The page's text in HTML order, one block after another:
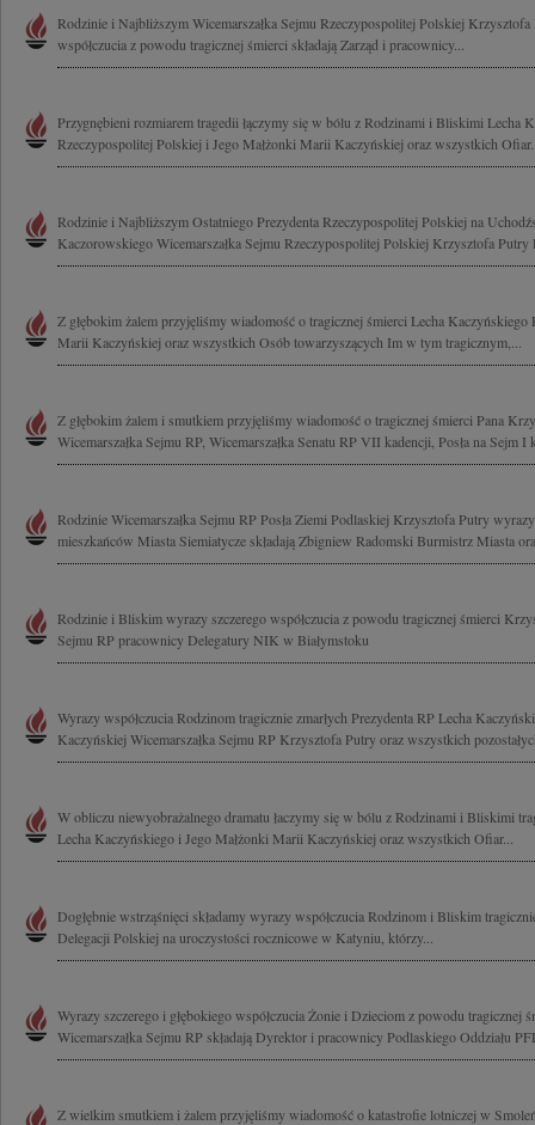
Rodzinie i Najbliższym Wicemarszałka Sejmu Rzeczypospolitej Polskiej Krzysztofa
współczucia z powodu tragicznej śmierci składają Zarząd i pracownicy...
Przygnębieni rozmiarem tragedii łączymy się w bólu z Rodzinami i Bliskimi Lecha
Rzeczypospolitej Polskiej i Jego Małżonki Marii Kaczyńskiej oraz wszystkich
Rodzinie i Najbliższym Ostatniego Prezydenta Rzeczypospolitej Polskiej na
Kaczorowskiego Wicemarszałka Sejmu Rzeczypospolitej Polskiej Krzysztofa Putry
Z głębokim żalem przyjęliśmy wiadomość o tragicznej śmierci Lecha Kaczyńskiego
Marii Kaczyńskiej oraz wszystkich Osób towarzyszących Im w tym tragicznym,...
Z głębokim żalem i smutkiem przyjęliśmy wiadomość o tragicznej śmierci Pana
Wicemarszałka Sejmu RP, Wicemarszałka Senatu RP VII kadencji, Posła na Sejm I
Rodzinie Wicemarszałka Sejmu RP Posła Ziemi Podlaskiej Krzysztofa Putry
mieszkańców Miasta Siemiatycze składają Zbigniew Radomski Burmistrz Miasta
Rodzinie i Bliskim wyrazy szczerego współczucia z powodu tragicznej śmierci
Sejmu RP pracownicy Delegatury NIK w Białymstoku
Wyrazy współczucia Rodzinom tragicznie zmarłych Prezydenta RP Lecha
Kaczyńskiej Wicemarszałka Sejmu RP Krzysztofa Putry oraz wszystkich
W obliczu niewyobrażalnego dramatu łaczymy się w bólu z Rodzinami i Bliskimi
Lecha Kaczyńskiego i Jego Małżonki Marii Kaczyńskiej oraz wszystkich Ofiar...
Dogłębnie wstrząśnięci składamy wyrazy współczucia Rodzinom i Bliskim
Delegacji Polskiej na uroczystości rocznicowe w Katyniu, którzy...
Wyrazy szczerego i głębokiego współczucia Żonie i Dzieciom z powodu tragicznej
Wicemarszałka Sejmu RP składają Dyrektor i pracownicy Podlaskiego Oddziału
Z wielkim smutkiem i żalem przyjęliśmy wiadomość o katastrofie lotniczej w